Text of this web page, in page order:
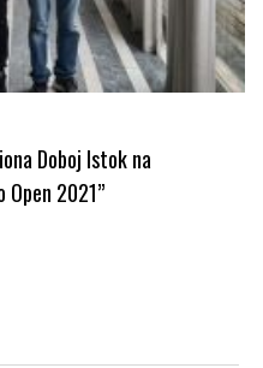
Doboj Istok na
Open 2021”